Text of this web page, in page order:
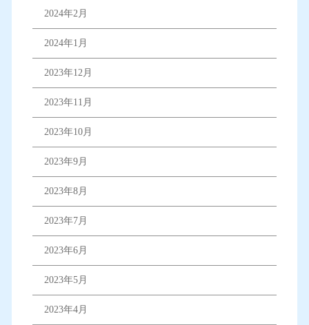
2024年2月
2024年1月
2023年12月
2023年11月
2023年10月
2023年9月
2023年8月
2023年7月
2023年6月
2023年5月
2023年4月